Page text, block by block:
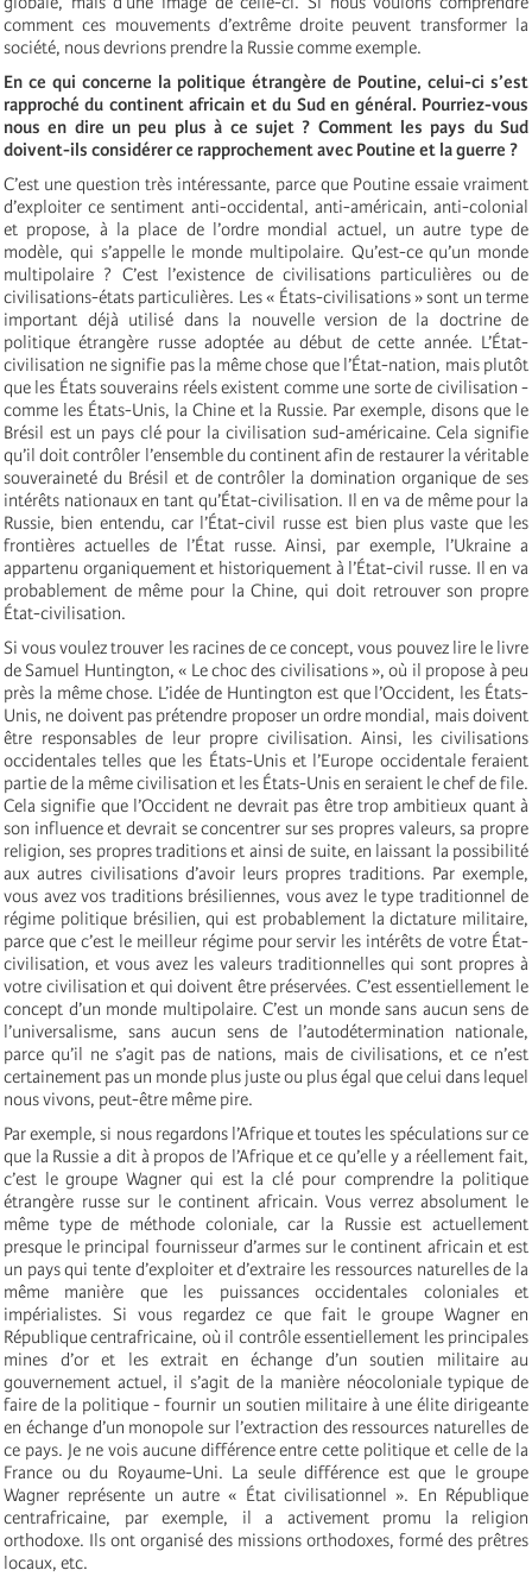
comment ces mouvements d’extrême droite peuvent transformer la
société, nous devrions prendre la Russie comme exemple.
En ce qui concerne la politique étrangère de Poutine, celui-ci s’est
rapproché du continent africain et du Sud en général. Pourriez-vous
nous en dire un peu plus à ce sujet ? Comment les pays du Sud
doivent-ils considérer ce rapprochement avec Poutine et la guerre ?
C’est une question très intéressante, parce que Poutine essaie vraiment
d’exploiter ce sentiment anti-occidental, anti-américain, anti-colonial
et propose, à la place de l’ordre mondial actuel, un autre type de
modèle, qui s’appelle le monde multipolaire. Qu’est-ce qu’un monde
multipolaire ? C’est l’existence de civilisations particulières ou de
civilisations-états particulières. Les « États-civilisations » sont un terme
important déjà utilisé dans la nouvelle version de la doctrine de
politique étrangère russe adoptée au début de cette année. L’État-
civilisation ne signifie pas la même chose que l’État-nation, mais plutôt
que les États souverains réels existent comme une sorte de civilisation -
comme les États-Unis, la Chine et la Russie. Par exemple, disons que le
Brésil est un pays clé pour la civilisation sud-américaine. Cela signifie
qu’il doit contrôler l’ensemble du continent afin de restaurer la véritable
souveraineté du Brésil et de contrôler la domination organique de ses
intérêts nationaux en tant qu’État-civilisation. Il en va de même pour la
Russie, bien entendu, car l’État-civil russe est bien plus vaste que les
frontières actuelles de l’État russe. Ainsi, par exemple, l’Ukraine a
appartenu organiquement et historiquement à l’État-civil russe. Il en va
probablement de même pour la Chine, qui doit retrouver son propre
État-civilisation.
Si vous voulez trouver les racines de ce concept, vous pouvez lire le livre
de Samuel Huntington, « Le choc des civilisations », où il propose à peu
près la même chose. L’idée de Huntington est que l’Occident, les États-
Unis, ne doivent pas prétendre proposer un ordre mondial, mais doivent
être responsables de leur propre civilisation. Ainsi, les civilisations
occidentales telles que les États-Unis et l’Europe occidentale feraient
partie de la même civilisation et les États-Unis en seraient le chef de file.
Cela signifie que l’Occident ne devrait pas être trop ambitieux quant à
son influence et devrait se concentrer sur ses propres valeurs, sa propre
religion, ses propres traditions et ainsi de suite, en laissant la possibilité
aux autres civilisations d’avoir leurs propres traditions. Par exemple,
vous avez vos traditions brésiliennes, vous avez le type traditionnel de
régime politique brésilien, qui est probablement la dictature militaire,
parce que c’est le meilleur régime pour servir les intérêts de votre État-
civilisation, et vous avez les valeurs traditionnelles qui sont propres à
votre civilisation et qui doivent être préservées. C’est essentiellement le
concept d’un monde multipolaire. C’est un monde sans aucun sens de
l’universalisme, sans aucun sens de l’autodétermination nationale,
parce qu’il ne s’agit pas de nations, mais de civilisations, et ce n’est
certainement pas un monde plus juste ou plus égal que celui dans lequel
nous vivons, peut-être même pire.
Par exemple, si nous regardons l’Afrique et toutes les spéculations sur ce
que la Russie a dit à propos de l’Afrique et ce qu’elle y a réellement fait,
c’est le groupe Wagner qui est la clé pour comprendre la politique
étrangère russe sur le continent africain. Vous verrez absolument le
même type de méthode coloniale, car la Russie est actuellement
presque le principal fournisseur d’armes sur le continent africain et est
un pays qui tente d’exploiter et d’extraire les ressources naturelles de la
même manière que les puissances occidentales coloniales et
impérialistes. Si vous regardez ce que fait le groupe Wagner en
République centrafricaine, où il contrôle essentiellement les principales
mines d’or et les extrait en échange d’un soutien militaire au
gouvernement actuel, il s’agit de la manière néocoloniale typique de
faire de la politique - fournir un soutien militaire à une élite dirigeante
en échange d’un monopole sur l’extraction des ressources naturelles de
ce pays. Je ne vois aucune différence entre cette politique et celle de la
France ou du Royaume-Uni. La seule différence est que le groupe
Wagner représente un autre « État civilisationnel ». En République
centrafricaine, par exemple, il a activement promu la religion
orthodoxe. Ils ont organisé des missions orthodoxes, formé des prêtres
locaux, etc.